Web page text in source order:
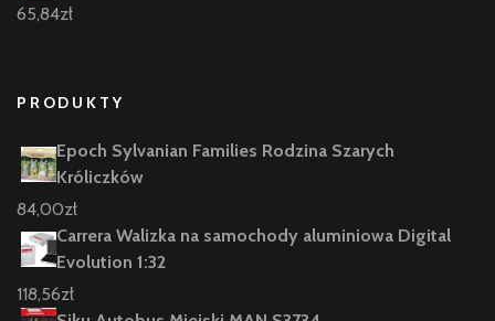
65,84zł
PRODUKTY
Epoch Sylvanian Families Rodzina Szarych
Króliczków
84,00zł
Carrera Walizka na samochody aluminiowa Digital
Evolution 1:32
118,56zł